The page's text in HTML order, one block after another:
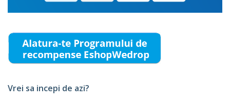
Vrei sa incepi de azi?